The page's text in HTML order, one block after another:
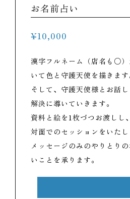
お名前占い
¥10,000
漢字フルネーム（店名も○
いて色と守護天使を描きます
そして、守護天使様とお話
解決に導いていきます。
資料と絵を1枚づつお渡しし
対面でのセッションをいたし
メッセージのみのやりとり
いことを承ります。